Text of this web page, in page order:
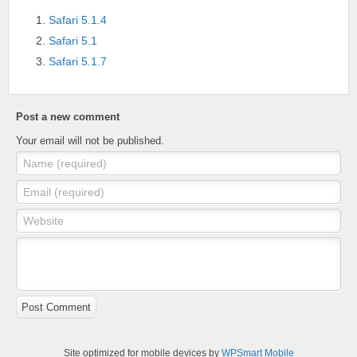
Safari 5.1.4
Safari 5.1
Safari 5.1.7
Post a new comment
Your email will not be published.
Name (required)
Email (required)
Website
Post Comment
Site optimized for mobile devices by WPSmart Mobile